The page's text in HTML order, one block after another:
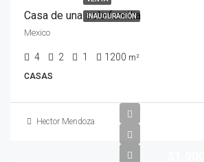
INAUGURACIÓN
Casa de una sola familia
Mexico
4 2 1 1200 m²
CASAS
Hector Mendoza